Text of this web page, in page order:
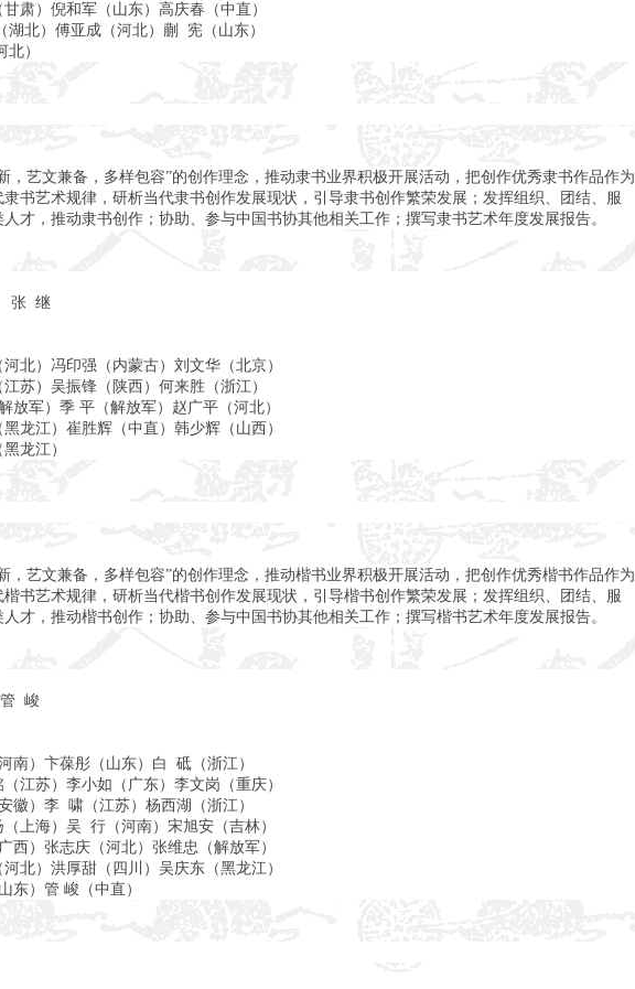
肃）倪和军（山东）高庆春（中直）
湖北）傅亚成（河北）蒯 宪（山东）
）
，艺文兼备，多样包容”的创作理念，推动隶书业界积极开展活动，把创作优秀隶书作品作为
书艺术规律，研析当代隶书创作发展现状，引导隶书创作繁荣发展；发挥组织、团结、服
才，推动隶书创作；协助、参与中国书协其他相关工作；撰写隶书艺术年度发展报告。
张 继
北）冯印强（内蒙古）刘文华（北京）
苏）吴振锋（陕西）何来胜（浙江）
放军）季 平（解放军）赵广平（河北）
龙江）崔胜辉（中直）韩少辉（山西）
龙江）
，艺文兼备，多样包容”的创作理念，推动楷书业界积极开展活动，把创作优秀楷书作品作为
书艺术规律，研析当代楷书创作发展现状，引导楷书创作繁荣发展；发挥组织、团结、服
才，推动楷书创作；协助、参与中国书协其他相关工作；撰写楷书艺术年度发展报告。
峻
南）卞葆彤（山东）白 砥（浙江）
江苏）李小如（广东）李文岗（重庆）
徽）李 啸（江苏）杨西湖（浙江）
上海）吴 行（河南）宋旭安（吉林）
西）张志庆（河北）张维忠（解放军）
北）洪厚甜（四川）吴庆东（黑龙江）
东）管 峻（中直）